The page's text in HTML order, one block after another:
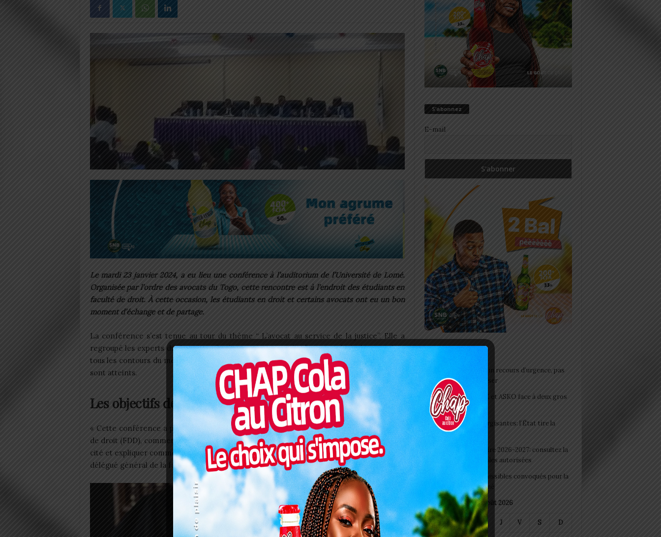
Le mardi 23 janvier 2024, a eu lieu une conférence à l’auditorium de l’Université de Lomé.
Organisée par l’ordre des avocats du Togo, cette rencontre est à l’endroit des étudiants en
faculté de droit. À cette occasion, les étudiants en droit et certains avocats ont eu un bon
moment d’échange et de partage.
La conférence s’est tenue au tour du thème “ L’avocat au service de la justice”. Elle a
regroupé les experts du domaine afin de permettre aux étudiants en droit de connaître
tous les contours du métier d’un avocat. Au cours de cette conférence, les objectifs clés
sont atteints.
Les objectifs de la conférence des avocats
« Cette conférence a pour objectifs principaux de présenter aux étudiants de la faculté
de droit (FDD), comment devenir un avocat ; les différentes missions d’un avocat dans la
cité et expliquer comment les Avocats définissent le justiciable dans la cité », a énoncé le
délégué général de la faculté de droit de l’Université de Lomé dans un communiqué.
S’abonnez
E-mail
Articles récents
Pilule du lendemain : un recours d’urgence, pas
une habitude à banaliser
Interclubs CAF: ASCK et ASKO face à deux gros
morceaux
Togo/ Boissons énergisantes: l’État tire la
sonnette d’alarme
Togo/ Rentrée scolaire 2026-2027: consultez la
liste officielle des écoles autorisées
ESSAL 2026 : les admissibles convoqués pour la
visite médicale à Lomé
août 2026
L M M J V S D